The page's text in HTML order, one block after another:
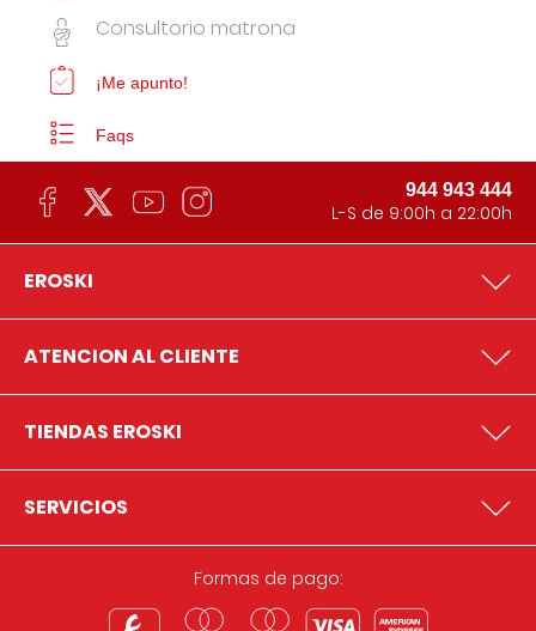
Consultorio matrona
¡Me apunto!
Faqs
944 943 444
L-S de 9:00h a 22:00h
EROSKI
ATENCION AL CLIENTE
TIENDAS EROSKI
SERVICIOS
Formas de pago: